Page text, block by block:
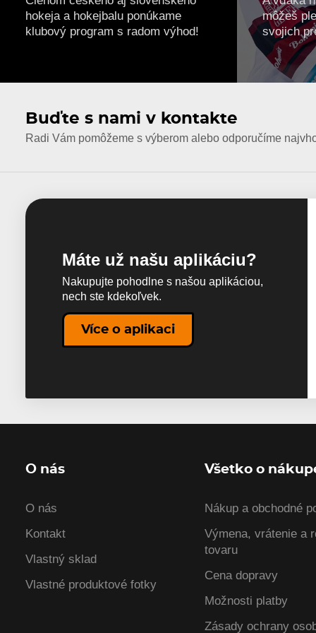
hokeja a hokejbalu ponúkame
klubový program s radom výhod!
môžeš
svojich
Buďte s nami v kontakte
Radi Vám pomôžeme s výberom alebo odporučíme
Máte už našu aplikáciu?
Nakupujte pohodlne s našou aplikáciou,
nech ste kdekoľvek.
Více o aplikaci
O nás
O nás
Kontakt
Vlastný sklad
Vlastné produktové fotky
Všetko o
Nákup a obchodné
Výmena, vrátenie a
tovaru
Cena dopravy
Možnosti platby
Zásady ochrany